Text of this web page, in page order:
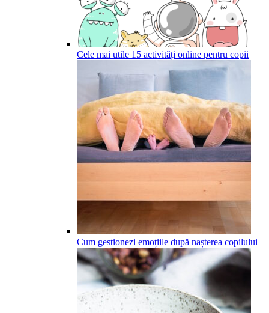
Cele mai utile 15 activități online pentru copii
Cum gestionezi emoțiile după nașterea copilului